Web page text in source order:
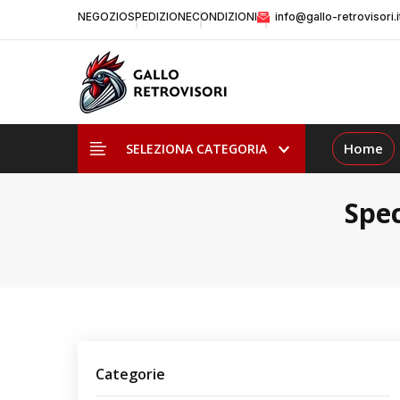
NEGOZIOSPEDIZIONECONDIZIONI info@gallo-
SELEZIONA CATEGORIA Home
Categorie